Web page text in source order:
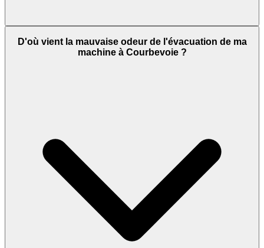
D'où vient la mauvaise odeur de l'évacuation de ma
machine à Courbevoie ?